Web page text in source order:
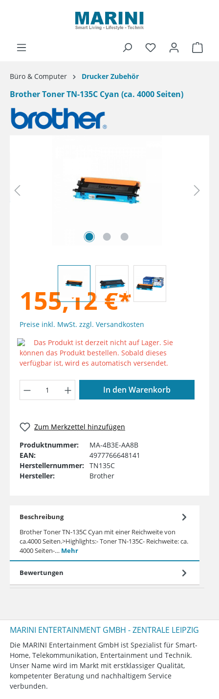
Büro & Computer Drucker Zubehör
Brother Toner TN-135C Cyan (ca. 4000 Seiten)
155,12 €*
Preise inkl. MwSt. zzgl. Versandkosten
Das Produkt ist derzeit nicht auf Lager. Sie
können das Produkt bestellen. Sobald dieses
verfügbar ist, wird es automatisch versendet.
Produkt Anzahl: Gib den
In den Warenkorb
Zum Merkzettel hinzufügen
Produktnummer:
MA-4B3E-AA8B
EAN:
4977766648141
Herstellernummer: TN135C
Hersteller:
Brother
Beschreibung
Brother Toner TN-135C Cyan mit einer Reichweite von
ca.4000 Seiten.>Highlights:- Toner TN-135C- Reichweite: ca.
4000 Seiten-… Mehr
Bewertungen
MARINI ENTERTAINMENT GMBH - ZENTRALE LEIPZIG
Die MARINI Entertainment GmbH ist Spezialist für Smart-
Home, Telekommunikation, Entertainment und Technik.
Unser Name wird im Markt mit erstklassiger Qualität,
kompetenter Beratung und nachhaltigem Service
verbunden.